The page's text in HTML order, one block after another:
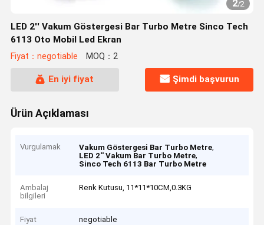
2/2
LED 2'' Vakum Göstergesi Bar Turbo Metre Sinco Tech
6113 Oto Mobil Led Ekran
Fiyat：negotiable MOQ：2
En iyi fiyat Şimdi başvurun
Ürün Açıklaması
Vurgulamak Vakum Göstergesi Bar Turbo Metre,
LED 2'' Vakum Bar Turbo Metre,
Sinco Tech 6113 Bar Turbo Metre
Ambalaj
bilgileri
Renk Kutusu, 11*11*10CM,0.3KG
Fiyat negotiable